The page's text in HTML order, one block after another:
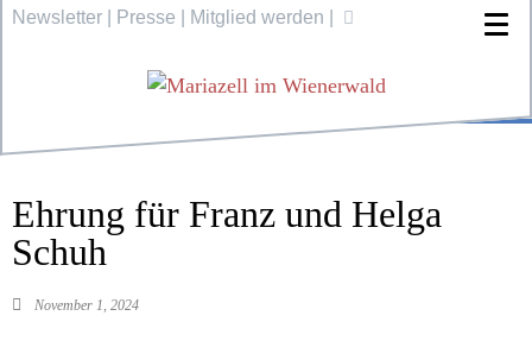
Newsletter Presse Mitglied werden
Ehrung für Franz und Helga
Schuh
November 1, 2024